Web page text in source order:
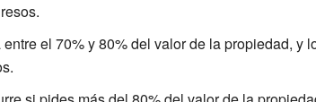
entre el 70% y 80% del valor de la propiedad, y